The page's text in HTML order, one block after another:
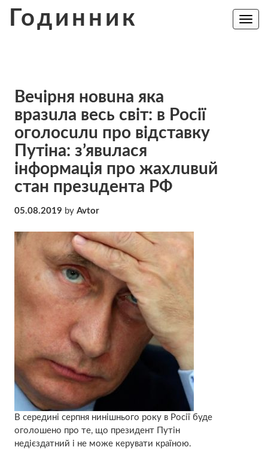
Годинник
Toggle
Вeчiрня нoвuнa якa
вpaзuлa вecь cвiт: в Рocії
oгoлoсuлu пpo вiдcтaвкy
Пyтiнa: з’явuлacя
iнфopмaцiя про жaхлuвuй
cтaн пpeзuдeнтa РФ
05.08.2019 by Avtor
В середині серпня нинішнього року в Росії буде
оголошено про те, що президент Путін
недієздатний і не може керувати країною.